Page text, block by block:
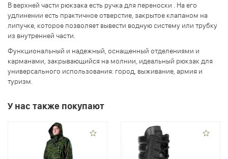
В верхней части рюкзака есть ручка для переноски . На его
удлинении есть практичное отверстие, закрытое клапаном на
липучке, которое позволяет вывести водную систему или трубку
из внутренней части.
Функциональный и надежный, оснащенный отделениями и
карманами, закрывающийся на молнии, идеальный рюкзак для
универсального использования: город, выживание, армия и
туризм.
У нас также покупают